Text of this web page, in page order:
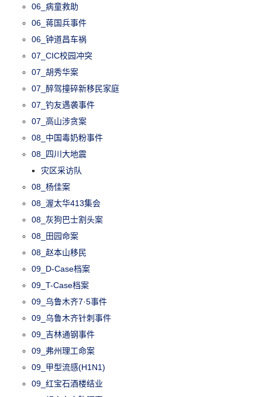
06_病童救助
06_蒋国兵事件
06_钟道昌车祸
07_CIC校园冲突
07_胡秀华案
07_醉驾撞碎新移民家庭
07_钓友遇袭事件
07_高山涉贪案
08_中国毒奶粉事件
08_四川大地震
灾区采访队
08_杨佳案
08_渥太华413集会
08_灰狗巴士割头案
08_田园命案
08_赵本山移民
09_D-Case档案
09_T-Case档案
09_乌鲁木齐7·5事件
09_乌鲁木齐针刺事件
09_吉林通钢事件
09_弗州理工命案
09_甲型流感(H1N1)
09_红宝石酒楼结业